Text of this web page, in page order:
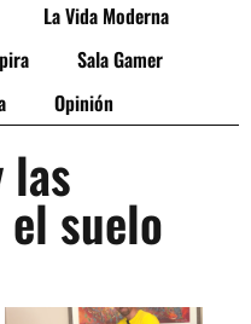
La Vida Moderna
Sala Gamer
Opinión
las
suelo